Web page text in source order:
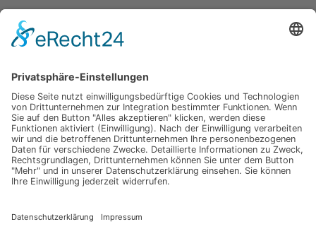
Mediterrane Hochzeit unter Mimosen
Impressum
Werbung
About
Einsendung
AGB
Datenschutzerklärung